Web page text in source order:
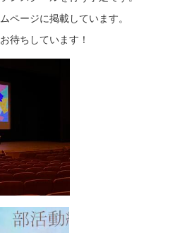
ページに掲載しています。
待ちしています！